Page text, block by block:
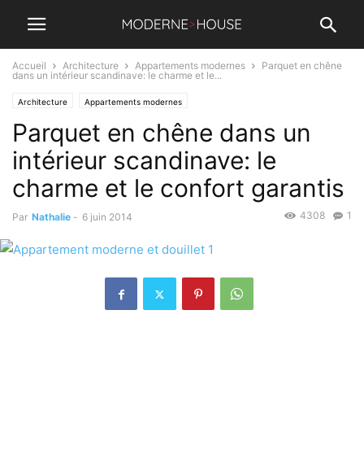
Accueil Architecture Appartements modernes
Parquet en chêne
dans un intérieur scandinave: le charme et le...
Architecture Appartements modernes
Parquet en chêne dans un
intérieur scandinave: le
charme et le confort garantis
Par Nathalie - 6 juin 2014 1
4308